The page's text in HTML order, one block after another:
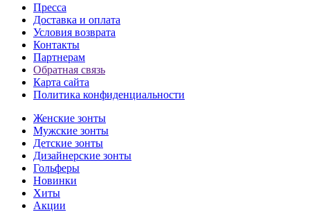
Пресса
Доставка и оплата
Условия возврата
Контакты
Партнерам
Обратная связь
Карта сайта
Политика конфиденциальности
Женские зонты
Мужские зонты
Детские зонты
Дизайнерские зонты
Гольферы
Новинки
Хиты
Акции